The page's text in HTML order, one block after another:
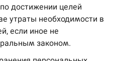
достижении целей
утраты необходимости в
если иное не
законом.